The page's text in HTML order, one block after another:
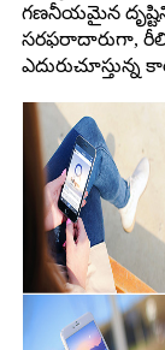
గణనీయమైన దృష్టిని
సరఫరాదారుగా,
ఎదురుచూస్తున్న